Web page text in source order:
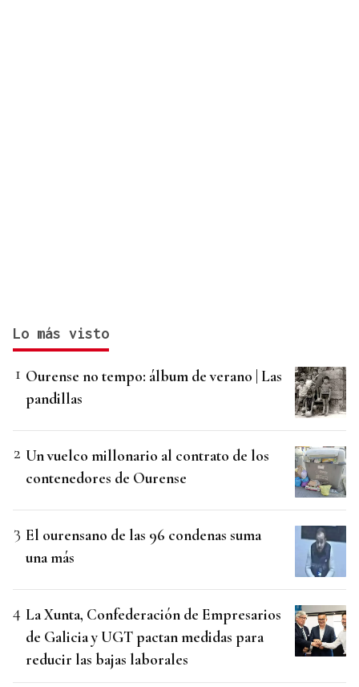
Lo más visto
Ourense no tempo: álbum de verano | Las
pandillas
Un vuelco millonario al contrato de los
contenedores de Ourense
El ourensano de las 96 condenas suma
una más
La Xunta, Confederación de Empresarios
de Galicia y UGT pactan medidas para
reducir las bajas laborales